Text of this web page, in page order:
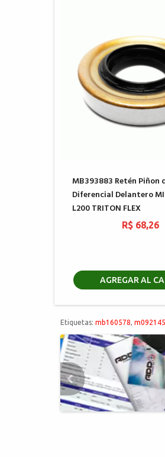
MB393883 Retén Piñon
Diferencial Delantero
L200 TRITON FLEX
R$ 68,26
AGREGAR AL
Etiquetas: mb160578 m092145